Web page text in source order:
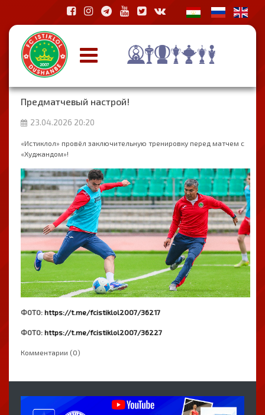
Предматчевый настрой!
23.04.2026 20:20
«Истиклол» провёл заключительную тренировку перед матчем с
«Худжандом»!
ФОТО: https://t.me/fcistiklol2007/36217
ФОТО: https://t.me/fcistiklol2007/36227
Комментарии (0)